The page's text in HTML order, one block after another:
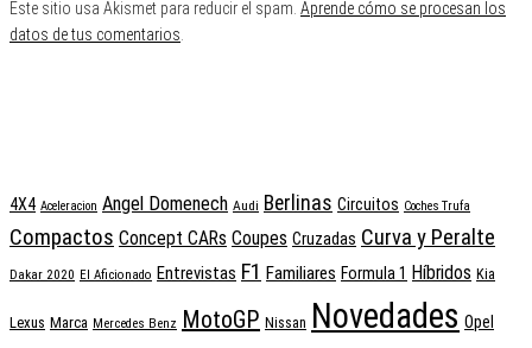
Este sitio usa Akismet para reducir el spam. Aprende cómo se procesan los
datos de tus comentarios
4X4 Aceleracion Angel Domenech Audi Berlinas Circuitos Coches Trufa
Compactos Concept CARs Coupes Cruzadas Curva y Peralte
Dakar 2020 El Aficionado Entrevistas F1 Familiares Formula 1 Híbridos Kia
Lexus Marca Mercedes Benz MotoGP Nissan Novedades Opel